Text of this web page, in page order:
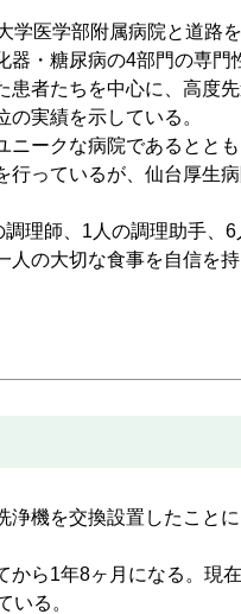
医学部附属病院と道路
・糖尿病の4部門の専
者たちを中心に、高度
実績を示している。
ークな病院であるとと
っているが、仙台厚生
理師、1人の調理助手、
の大切な食事を自信を
機を交換設置したこと
ら1年8ヶ月になる。現
いる。